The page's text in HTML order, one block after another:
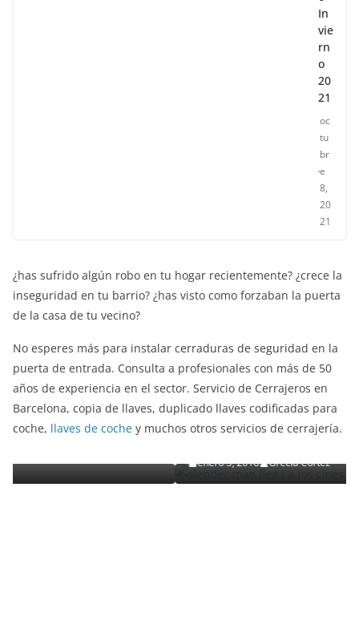
In
vie
rn
o
20
21
oc
tu
br
e
8,
20
21
¿has sufrido algún robo en tu hogar recientemente? ¿crece la
inseguridad en tu barrio? ¿has visto como forzaban la puerta
de la casa de tu vecino?
No esperes más para instalar cerraduras de seguridad en la
puerta de entrada. Consulta a profesionales con más de 50
años de experiencia en el sector. Servicio de Cerrajeros en
Barcelona, copia de llaves, duplicado llaves codificadas para
coche, llaves de coche y muchos otros servicios de cerrajería.
ENTRETENIMIENTO Y CURIOSIDADES LIBROS CINE Y TV
Slender Man llega al cine y te mostramos
detalles
enero 3, 2018 Grecia Cortez